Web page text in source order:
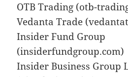
OTB Trading (otb-
Vedanta Trade
Insider Fund Group
(insiderfundgroup.com)
Insider Business Group